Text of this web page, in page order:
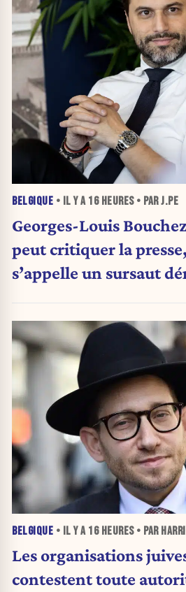
BELGIQUE • IL Y A 16 HEURES• PAR J.PE
Georges-Louis
peut critiquer la
s’appelle un sursaut
BELGIQUE • IL Y A 16 HEURES• PAR
Les organisations
contestent toute